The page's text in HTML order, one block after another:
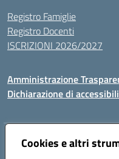
Cookies e altri
Registro Famiglie
Registro Docenti
ISCRIZIONI 2026/2027
Amministrazione
Dichiarazione di
Indirizzo:VIA S.VITTORIA, 11,